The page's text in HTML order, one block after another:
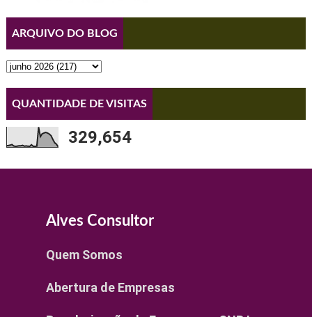
ARQUIVO DO BLOG
QUANTIDADE DE VISITAS
329,654
Alves Consultor
Quem Somos
Abertura de Empresas